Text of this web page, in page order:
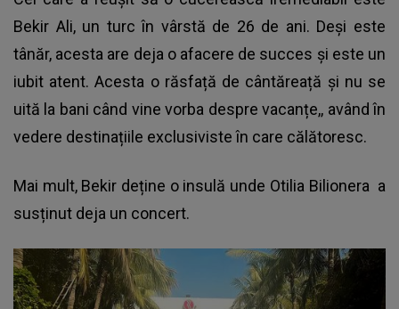
Bekir Ali, un turc în vârstă de 26 de ani. Deși este
tânăr, acesta are deja o afacere de succes și este un
iubit atent. Acesta o răsfață de cântăreață și nu se
uită la bani când vine vorba despre vacanțe,, având în
vedere destinațiile exclusiviste în care călătoresc.
Mai mult, Bekir deține o insulă unde Otilia Bilionera a
susținut deja un concert.